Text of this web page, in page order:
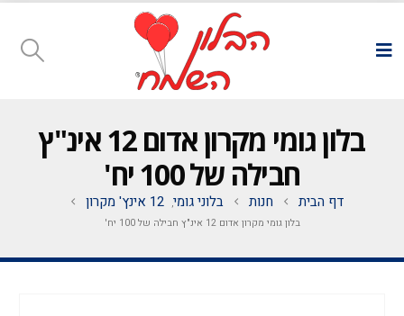
בלון גומי מקרון אדום 12 אינ"ץ
חבילה של 100 יח'
דף הבית חנות בלוני גומי, 12 אינץ' מקרון
בלון גומי מקרון אדום 12 אינ"ץ חבילה של 100 יח'